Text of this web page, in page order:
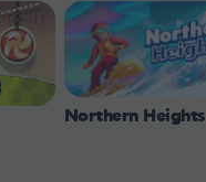
Northern Heights